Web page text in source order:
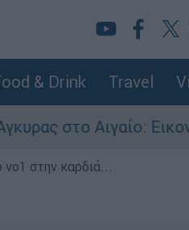
& Drink Travel
Αιγαίο: Εικονική
στην καρδιά...